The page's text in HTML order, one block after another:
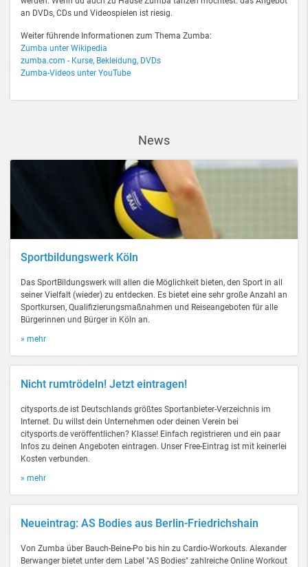
an DVDs, CDs und Videospielen ist riesig.
Weiter führende Informationen zum Thema Zumba:
Zumba unter Wikipedia
zumba.com - Kurse, Bekleidung, DVDs
Zumba-Videos unter YouTube
News
Sportbildungswerk Köln
Das SportBildungswerk will allen die Möglichkeit bieten, den Sport in all
seiner Vielfalt (wieder) zu entdecken. Es bietet eine sehr große Anzahl an
Sportkursen, Qualifizierungsmaßnahmen und Reiseangeboten für alle
Bürgerinnen und Bürger in Köln an.
» mehr
Nicht rumtrödeln! Jetzt eintragen!
citysports.de ist Deutschlands größtes Sportanbieter-Verzeichnis im
Internet. Du willst dein Unternehmen oder deinen Verein bei
citysports.de veröffentlichen? Klasse! Einfach registrieren und ein paar
Infos zu deinen Angeboten eintragen. Unser Free-Eintrag ist mit keinerlei
Kosten verbunden.
» mehr
Neueintrag: AS Bodies aus Berlin-Friedrichshain
Von Zumba über Bauch-Beine-Po bis hin zu Cardio-Workouts. Alexander
Berwanger bietet unter dem Label "AS Bodies" zahlreiche Online Workout